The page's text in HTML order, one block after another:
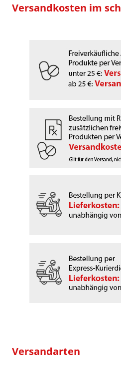
Versandkosten im
Versandarten